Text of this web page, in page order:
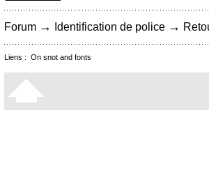
Forum → Identification de police →
Liens : On snot and fonts